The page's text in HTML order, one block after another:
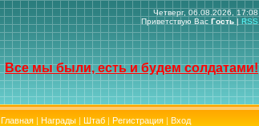
Четверг, 06.08.2026, 17:08
Приветствую Вас Гость | RSS
Все мы были, есть и будем солдатами!
Главная| Награды| Штаб| Регистрация| Вход